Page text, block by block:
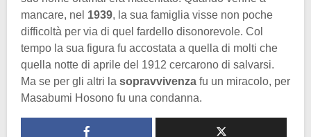
mancare, nel 1939, la sua famiglia visse non poche
difficoltà per via di quel fardello disonorevole. Col
tempo la sua figura fu accostata a quella di molti che
quella notte di aprile del 1912 cercarono di salvarsi.
Ma se per gli altri la sopravvivenza fu un miracolo, per
Masabumi Hosono fu una condanna.